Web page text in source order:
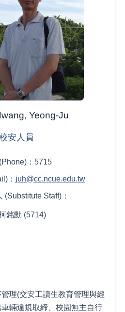
Yeong-Ju
安人員
：5715
： juh@cc.ncue.edu.tw
(Substitute Staff)：
銘勳 (5714)
理(交安工讀生教育管理與經
輛違規取締、校園無主自行